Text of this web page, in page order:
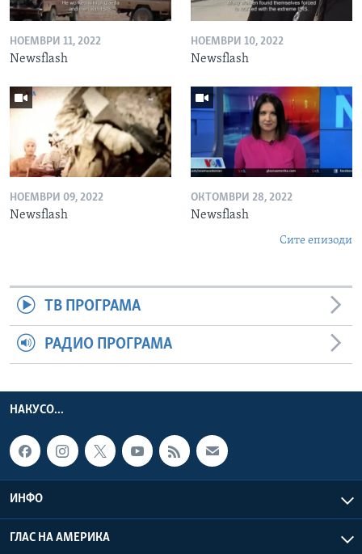
НОЕМВРИ 11, 2022
Newsflash
НОЕМВРИ 10, 2022
Newsflash
НОЕМВРИ 09, 2022
Newsflash
ОКТОМВРИ 28, 2022
Newsflash
Сите епизоди
ТВ ПРОГРАМА
РАДИО ПРОГРАМА
НАКУСО...
ИНФО
ГЛАС НА АМЕРИКА